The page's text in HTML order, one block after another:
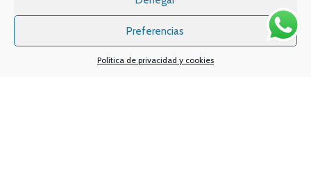
Preferencias
Política de privacidad y cookies